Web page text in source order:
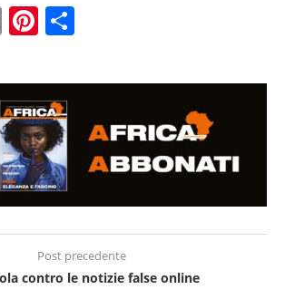
EmailPinterest
Post precedente
contro le notizie false online